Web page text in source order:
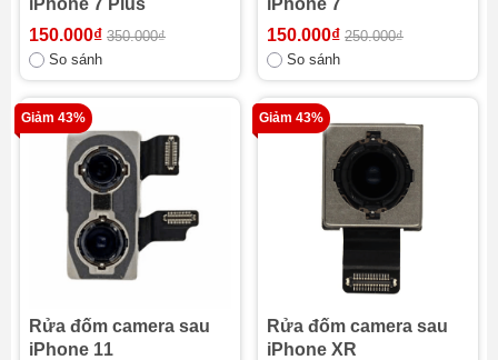
iPhone 7 Plus
150.000₫ 350.000₫
So sánh
iPhone 7
150.000₫ 250.000₫
So sánh
Giảm 43%
Rửa đốm camera sau
iPhone 11
Giảm 43%
Rửa đốm camera sau
iPhone XR